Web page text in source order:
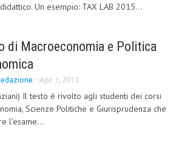
2015
Un esempio: TAX LAB 2015...
di Macroeconomia e Politica
- Ago 1, 2015
Il testo è rivolto agli studenti dei corsi
Scienze Politiche e Giurisprudenza che
l’esame...